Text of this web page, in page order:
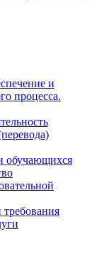
и
процесса.
обучающихся
требования